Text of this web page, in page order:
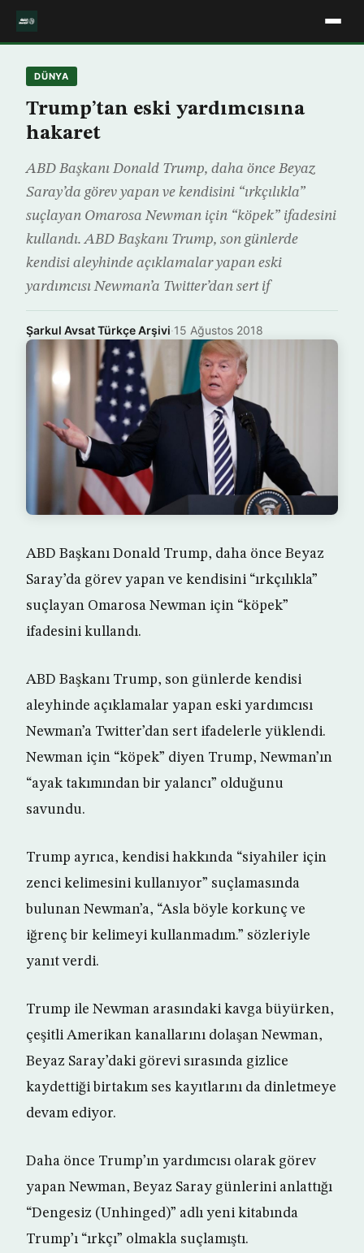
DÜNYA
Trump’tan eski yardımcısına
hakaret
ABD Başkanı Donald Trump, daha önce Beyaz
Saray’da görev yapan ve kendisini “ırkçılıkla”
suçlayan Omarosa Newman için “köpek” ifadesini
kullandı. ABD Başkanı Trump, son günlerde
kendisi aleyhinde açıklamalar yapan eski
yardımcısı Newman’a Twitter’dan sert if
Şarkul Avsat Türkçe Arşivi·15 Ağustos 2018
ABD Başkanı Donald Trump, daha önce Beyaz
Saray’da görev yapan ve kendisini “ırkçılıkla”
suçlayan Omarosa Newman için “köpek”
ifadesini kullandı.
ABD Başkanı Trump, son günlerde kendisi
aleyhinde açıklamalar yapan eski yardımcısı
Newman’a Twitter’dan sert ifadelerle yüklendi.
Newman için “köpek” diyen Trump, Newman’ın
“ayak takımından bir yalancı” olduğunu
savundu.
Trump ayrıca, kendisi hakkında “siyahiler için
zenci kelimesini kullanıyor” suçlamasında
bulunan Newman’a, “Asla böyle korkunç ve
iğrenç bir kelimeyi kullanmadım.” sözleriyle
yanıt verdi.
Trump ile Newman arasındaki kavga büyürken,
çeşitli Amerikan kanallarını dolaşan Newman,
Beyaz Saray’daki görevi sırasında gizlice
kaydettiği birtakım ses kayıtlarını da dinletmeye
devam ediyor.
Daha önce Trump’ın yardımcısı olarak görev
yapan Newman, Beyaz Saray günlerini anlattığı
“Dengesiz (Unhinged)” adlı yeni kitabında
Trump’ı “ırkçı” olmakla suçlamıştı.